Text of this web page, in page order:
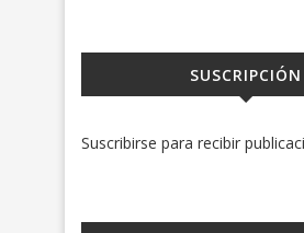
SUSCRIPCIÓN
Suscribirse para recibir